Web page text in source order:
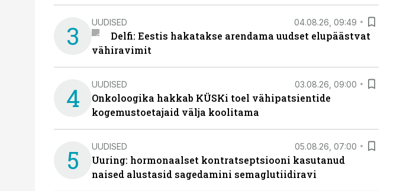
3 UUDISED 04.08.26, 09:49
Delfi: Eestis hakatakse arendama uudset elupäästvat
vähiravimit
4 UUDISED 03.08.26, 09:00
Onkoloogika hakkab KÜSKi toel vähipatsientide
kogemustoetajaid välja koolitama
5 UUDISED 05.08.26, 07:00
Uuring: hormonaalset kontratseptsiooni kasutanud
naised alustasid sagedamini semaglutiidiravi